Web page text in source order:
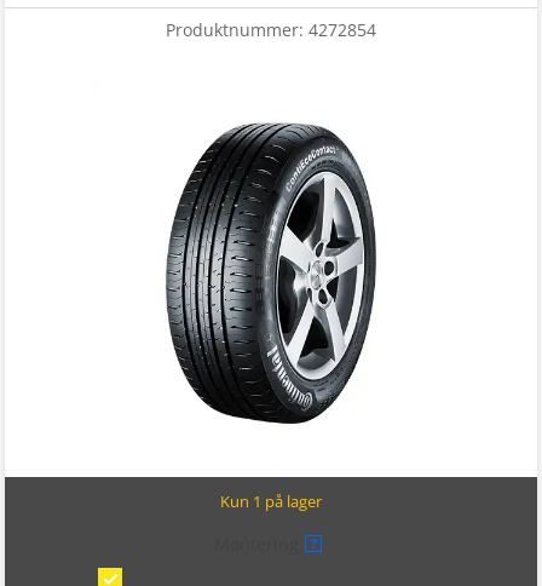
Produktnummer: 4272854
Kun 1 på lager
?